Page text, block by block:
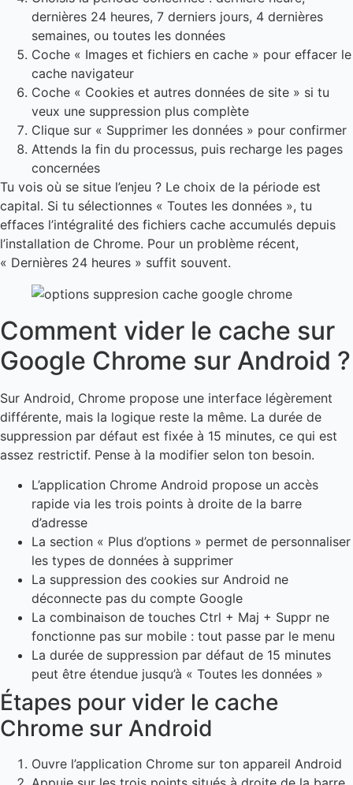
dernières 24 heures, 7 derniers jours, 4 dernières
semaines, ou toutes les données
Coche « Images et fichiers en cache » pour effacer le
cache navigateur
Coche « Cookies et autres données de site » si tu
veux une suppression plus complète
Clique sur « Supprimer les données » pour confirmer
Attends la fin du processus, puis recharge les pages
concernées
Tu vois où se situe l’enjeu ? Le choix de la période est
capital. Si tu sélectionnes « Toutes les données », tu
effaces l’intégralité des fichiers cache accumulés depuis
l’installation de Chrome. Pour un problème récent,
« Dernières 24 heures » suffit souvent.
Comment vider le cache sur
Google Chrome sur Android ?
Sur Android, Chrome propose une interface légèrement
différente, mais la logique reste la même. La durée de
suppression par défaut est fixée à 15 minutes, ce qui est
assez restrictif. Pense à la modifier selon ton besoin.
L’application Chrome Android propose un accès
rapide via les trois points à droite de la barre
d’adresse
La section « Plus d’options » permet de personnaliser
les types de données à supprimer
La suppression des cookies sur Android ne
déconnecte pas du compte Google
La combinaison de touches Ctrl + Maj + Suppr ne
fonctionne pas sur mobile : tout passe par le menu
La durée de suppression par défaut de 15 minutes
peut être étendue jusqu’à « Toutes les données »
Étapes pour vider le cache
Chrome sur Android
Ouvre l’application Chrome sur ton appareil Android